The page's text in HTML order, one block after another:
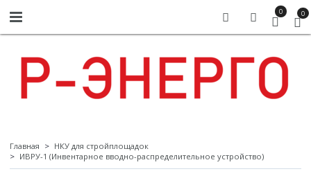
0 0
Главная
НКУ для стройплощадок
ИВРУ-1 (Инвентарное вводно-распределительное устройство)